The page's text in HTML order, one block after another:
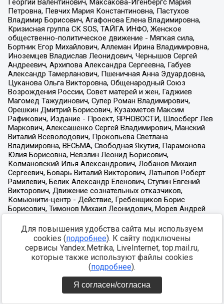
Для повышения удобства сайта мы используем
cookies (подробнее). К сайту подключены
сервисы Yandex.Metrika, LiveInternet, top.mail.ru,
которые также используют файлы cookies
(подробнее).
Я согласен/согласна